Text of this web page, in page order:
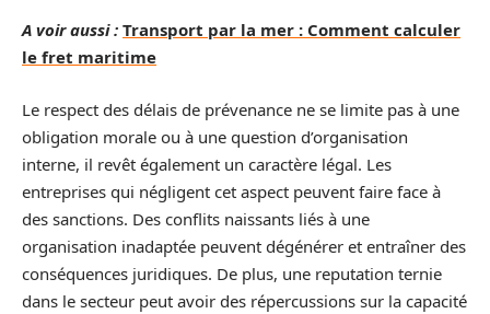
A voir aussi : Transport par la mer : Comment calculer
le fret maritime
Le respect des délais de prévenance ne se limite pas à une
obligation morale ou à une question d’organisation
interne, il revêt également un caractère légal. Les
entreprises qui négligent cet aspect peuvent faire face à
des sanctions. Des conflits naissants liés à une
organisation inadaptée peuvent dégénérer et entraîner des
conséquences juridiques. De plus, une reputation ternie
dans le secteur peut avoir des répercussions sur la capacité